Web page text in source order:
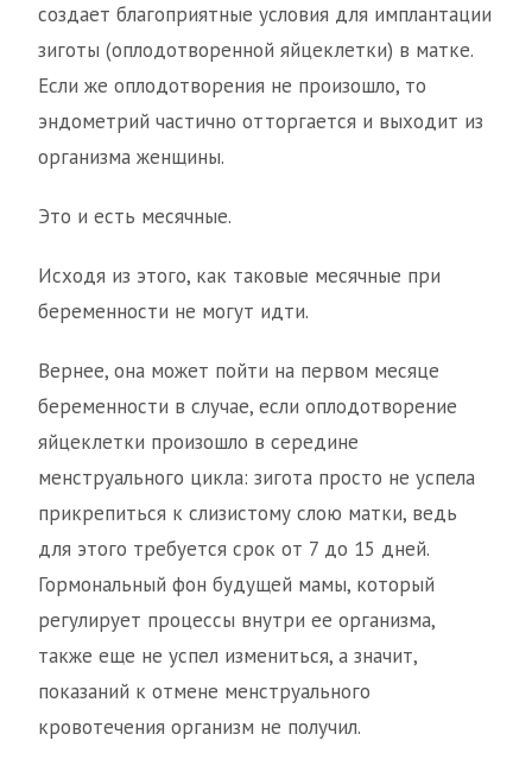
создает благоприятные условия для имплантации
зиготы (оплодотворенной яйцеклетки) в матке.
Если же оплодотворения не произошло, то
эндометрий частично отторгается и выходит из
организма женщины.
Это и есть месячные.
Исходя из этого, как таковые месячные при
беременности не могут идти.
Вернее, она может пойти на первом месяце
беременности в случае, если оплодотворение
яйцеклетки произошло в середине
менструального цикла: зигота просто не успела
прикрепиться к слизистому слою матки, ведь
для этого требуется срок от 7 до 15 дней.
Гормональный фон будущей мамы, который
регулирует процессы внутри ее организма,
также еще не успел измениться, а значит,
показаний к отмене менструального
кровотечения организм не получил.